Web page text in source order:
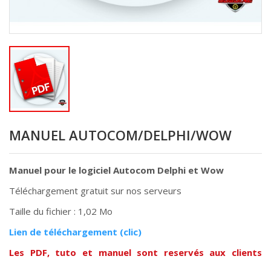
MANUEL AUTOCOM/DELPHI/WOW
Manuel pour le logiciel Autocom Delphi et Wow
Téléchargement gratuit sur nos serveurs
Taille du fichier : 1,02 Mo
Lien de téléchargement (clic)
Les PDF, tuto et manuel sont reservés aux clients